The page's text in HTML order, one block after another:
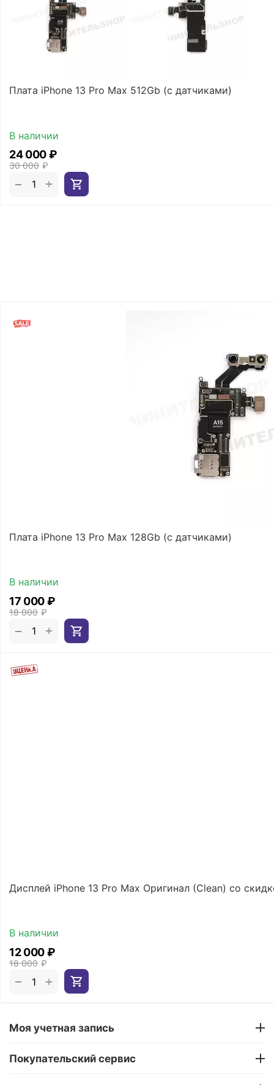
Плата iPhone 13 Pro Max 512Gb (с датчиками)
В наличии
30 000 ₽
24 000₽
+
−
Плата iPhone 13 Pro Max 128Gb (с датчиками)
В наличии
18 000 ₽
17 000₽
+
−
Дисплей iPhone 13 Pro Max Оригинал (Clean) со
В наличии
18 000 ₽
12 000₽
+
−
Моя учетная запись
Покупательский сервис